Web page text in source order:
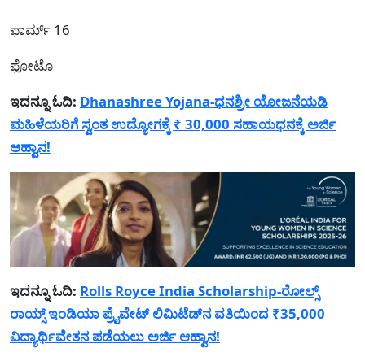
ಫಾರ್ಮ್ 16
ಫೋಟೊ
ಇದನ್ನೂ ಓದಿ: Dhanashree Yojana-ಧನಶ್ರೀ ಯೋಜನೆಯಡಿ
ಮಹಿಳೆಯರಿಗೆ ಸ್ವಂತ ಉದ್ಯೋಗಕ್ಕೆ ₹ 30,000 ಸಹಾಯಧನಕ್ಕೆ ಅರ್ಜಿ
ಆಹ್ವಾನ!
ಇದನ್ನೂ ಓದಿ: Rolls Royce India Scholarship-ರೋಲ್ಸ್
ರಾಯ್ಸ್ ಇಂಡಿಯಾ ಪ್ರೈವೇಟ್ ಲಿಮಿಟೆಡ್‌ನ ವತಿಯಿಂದ ₹35,000
ವಿದ್ಯಾರ್ಥಿವೇತನ ಪಡೆಯಲು ಅರ್ಜಿ ಆಹ್ವಾನ!